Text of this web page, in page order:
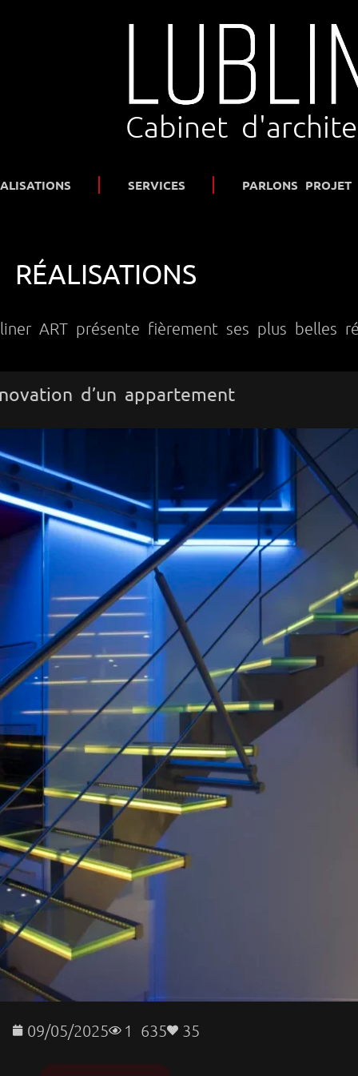
Cabinet
SERVICES PARLONS PROJET
RÉALISATIONS
ART présente fièrement ses plus belles
d’un appartement
09/05/2025 1 635 35